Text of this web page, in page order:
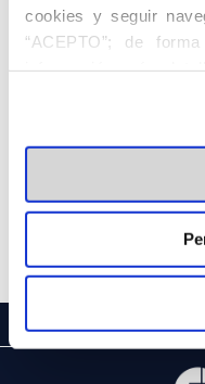
cookies y seguir
“ACEPTO”; de
información más
en el botón
visitar nuestra Política
Centro de
adscripción
Barcelona